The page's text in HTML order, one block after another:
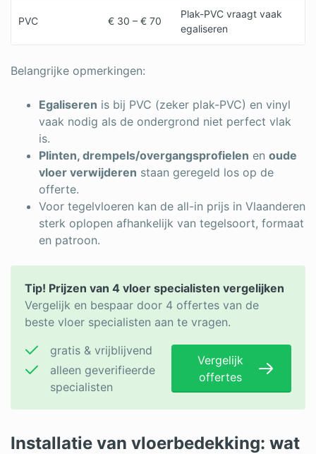
PVC € 30 – € 70
Plak-PVC vraagt vaak
egaliseren
Belangrijke opmerkingen:
Egaliseren is bij PVC (zeker plak-PVC) en vinyl
vaak nodig als de ondergrond niet perfect vlak
is.
Plinten, drempels/overgangsprofielen en oude
vloer verwijderen staan geregeld los op de
offerte.
Voor tegelvloeren kan de all-in prijs in Vlaanderen
sterk oplopen afhankelijk van tegelsoort, formaat
en patroon.
Tip! Prijzen van 4 vloer specialisten vergelijken
Vergelijk en bespaar door 4 offertes van de
beste vloer specialisten aan te vragen.
gratis & vrijblijvend
alleen geverifieerde
specialisten
Vergelijk
offertes
Installatie van vloerbedekking: wat